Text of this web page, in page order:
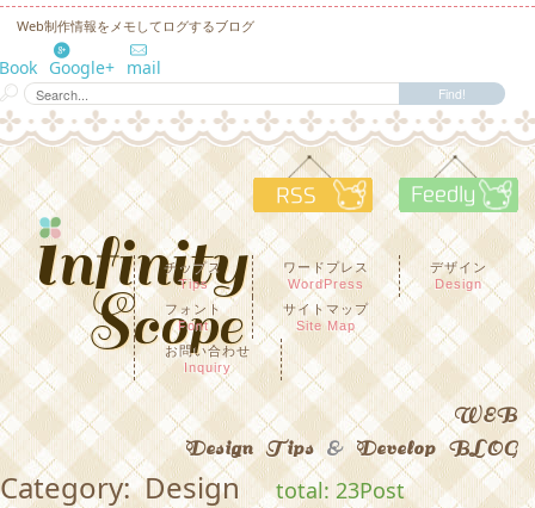
Web制作情報をメモしてログするブログ
Google+ mail
RSS
チップス
Tips
ワードプレス
WordPress
デザイン
Design
フォント
Font
サイトマップ
Site Map
お問い合わせ
Inquiry
WEB
Design Tips & Develop BLOG
Category: Design total: 23Post